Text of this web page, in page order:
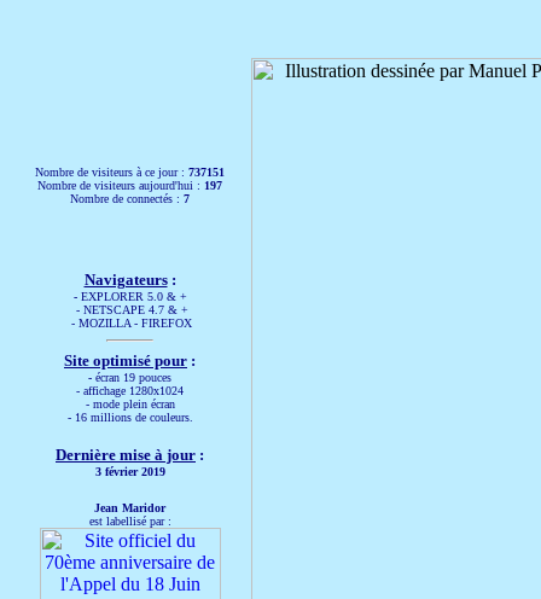
Nombre de visiteurs à ce jour : 737151
Nombre de visiteurs aujourd'hui : 197
Nombre de connectés : 7
Navigateurs:
- EXPLORER 5.0 & +
- NETSCAPE 4.7 & +
- MOZILLA - FIREFOX
Site optimisé pour :
- écran 19 pouces
- affichage 1280x1024
- mode plein écran
- 16 millions de couleurs.
Dernière mise à jour :
3 février 2019
Jean Maridor
est labellisé par :